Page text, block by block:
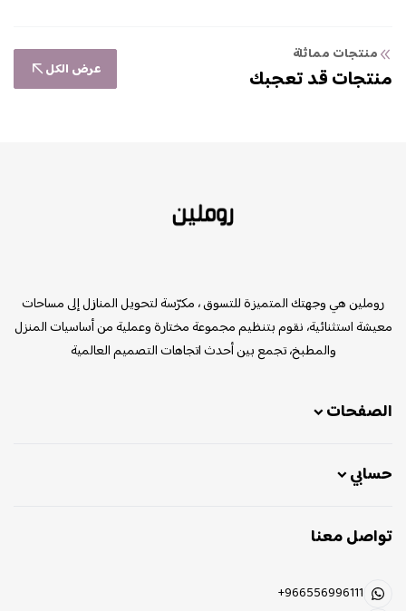
منتجات مماثلة
منتجات قد تعجبك عرض الكل
روملين هي وجهتك المتميزة للتسوق ، مكرّسة لتحويل المنازل إلى مساحات
معيشة استثنائية، نقوم بتنظيم مجموعة مختارة وعملية من أساسيات المنزل
والمطبخ، تجمع بين أحدث اتجاهات التصميم العالمية
الصفحات
حسابي
تواصل معنا
+966556996111